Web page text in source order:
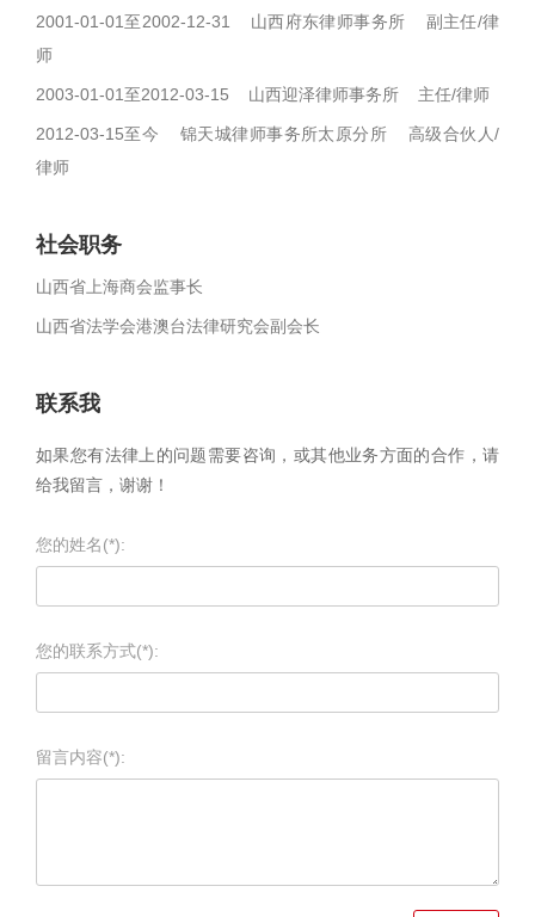
2001-01-01至2002-12-31 山西府东律师事务所 副主任/律
师
2003-01-01至2012-03-15 山西迎泽律师事务所 主任/律师
2012-03-15至今 锦天城律师事务所太原分所 高级合伙人/
律师
社会职务
山西省上海商会监事长
山西省法学会港澳台法律研究会副会长
联系我
如果您有法律上的问题需要咨询，或其他业务方面的合作，请
给我留言，谢谢！
您的姓名(*):
您的联系方式(*):
留言内容(*):